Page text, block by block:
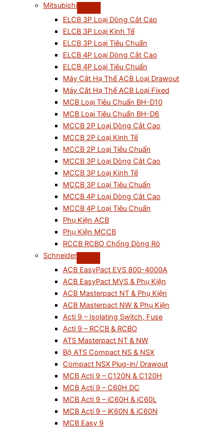
Mitsubishi
ELCB 3P Loại Dòng Cắt Cao
ELCB 3P Loại Kinh Tế
ELCB 3P Loại Tiêu Chuẩn
ELCB 4P Loại Dòng Cắt Cao
ELCB 4P Loại Tiêu Chuẩn
Máy Cắt Hạ Thế ACB Loại Drawout
Máy Cắt Hạ Thế ACB Loại Fixed
MCB Loại Tiêu Chuẩn BH-D10
MCB Loại Tiêu Chuẩn BH-D6
MCCB 2P Loại Dòng Cắt Cao
MCCB 2P Loại Kinh Tế
MCCB 2P Loại Tiêu Chuẩn
MCCB 3P Loại Dòng Cắt Cao
MCCB 3P Loại Kinh Tế
MCCB 3P Loại Tiêu Chuẩn
MCCB 4P Loại Dòng Cắt Cao
MCCB 4P Loại Tiêu Chuẩn
Phụ Kiện ACB
Phụ Kiện MCCB
RCCB RCBO Chống Dòng Rò
Schneider
ACB EasyPact EVS 800-4000A
ACB EasyPact MVS & Phụ Kiện
ACB Masterpact NT & Phụ Kiện
ACB Masterpact NW & Phụ Kiện
Acti 9 – Isolating Switch, Fuse
Acti 9 – RCCB & RCBO
ATS Masterpact NT & NW
Bộ ATS Compact NS & NSX
Compact NSX Plug-in/ Drawout
MCB Acti 9 – C120N & C120H
MCB Acti 9 – C60H DC
MCB Acti 9 – iC60H & iC60L
MCB Acti 9 – iK60N & iC60N
MCB Easy 9